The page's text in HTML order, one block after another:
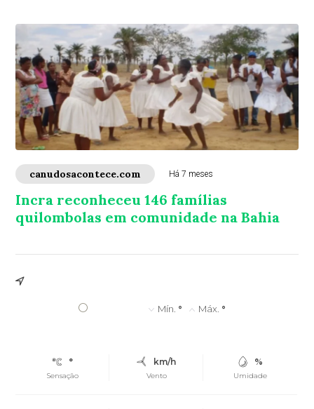
canudosacontece.com Há 7 meses
Incra reconheceu 146 famílias
quilombolas em comunidade na Bahia
° Mín. ° Máx. °
°
Sensação
km/h
Vento
%
Umidade